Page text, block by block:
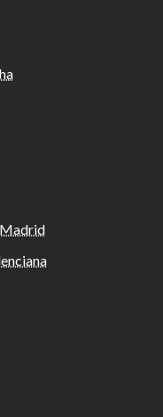
Madrid